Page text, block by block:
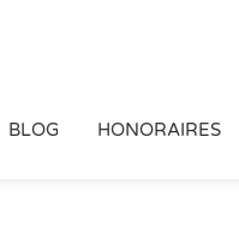
BLOG HONORAIRES